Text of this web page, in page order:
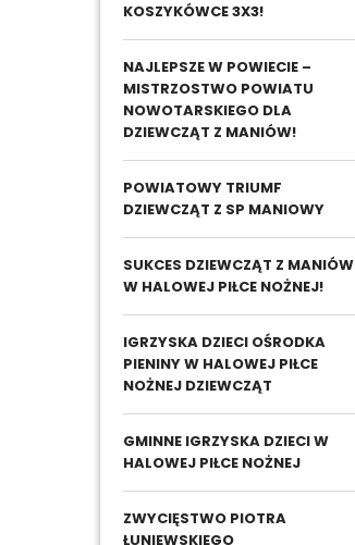
KOSZYKÓWCE 3X3!
NAJLEPSZE W POWIECIE –
MISTRZOSTWO POWIATU
NOWOTARSKIEGO DLA
DZIEWCZĄT Z MANIÓW!
POWIATOWY TRIUMF
DZIEWCZĄT Z SP MANIOWY
SUKCES DZIEWCZĄT Z MANIÓW
W HALOWEJ PIŁCE NOŻNEJ!
IGRZYSKA DZIECI OŚRODKA
PIENINY W HALOWEJ PIŁCE
NOŻNEJ DZIEWCZĄT
GMINNE IGRZYSKA DZIECI W
HALOWEJ PIŁCE NOŻNEJ
ZWYCIĘSTWO PIOTRA
ŁUNIEWSKIEGO